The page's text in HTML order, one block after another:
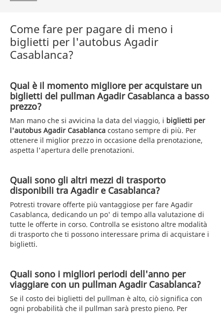
Come fare per pagare di meno i
biglietti per l'autobus Agadir
Casablanca?
Qual è il momento migliore per acquistare un
biglietti del pullman Agadir Casablanca a basso
prezzo?
Man mano che si avvicina la data del viaggio, i biglietti per
l'autobus Agadir Casablanca costano sempre di più. Per
ottenere il miglior prezzo in occasione della prenotazione,
aspetta l'apertura delle prenotazioni.
Quali sono gli altri mezzi di trasporto
disponibili tra Agadir e Casablanca?
Potresti trovare offerte più vantaggiose per fare Agadir
Casablanca, dedicando un po' di tempo alla valutazione di
tutte le offerte in corso. Controlla se esistono altre modalità
di trasporto che ti possono interessare prima di acquistare i
biglietti.
Quali sono i migliori periodi dell'anno per
viaggiare con un pullman Agadir Casablanca?
Se il costo dei biglietti del pullman è alto, ciò significa con
ogni probabilità che il pullman sarà presto pieno. Per